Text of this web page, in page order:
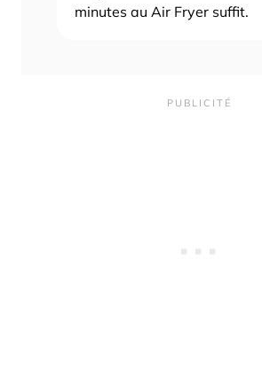
minutes au Air Fryer suffit.